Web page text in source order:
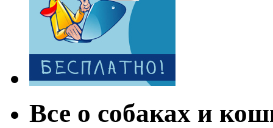
Все о собаках и